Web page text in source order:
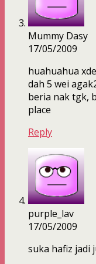
Mummy Dasy
17/05/2009
huahuahua
dah 5 wei
beria nak tgk,
place
Reply
purple_lav
17/05/2009
suka hafiz jadi